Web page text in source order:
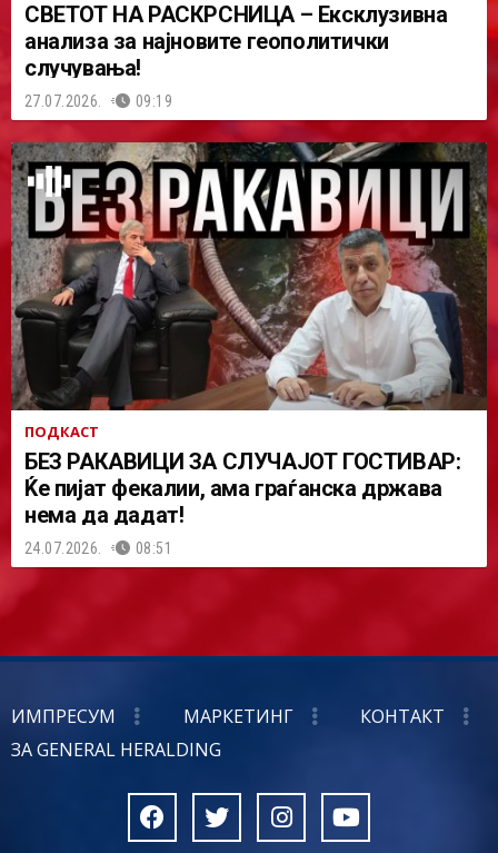
СВЕТОТ НА РАСКРСНИЦА – Ексклузивна
анализа за најновите геополитички
случувања!
27.07.2026. 09:19
ПОДКАСТ
БЕЗ РАКАВИЦИ ЗА СЛУЧАЈОТ ГОСТИВАР:
Ќе пијат фекалии, ама граѓанска држава
нема да дадат!
24.07.2026. 08:51
ИМПРЕСУМ МАРКЕТИНГ
КОНТАКТ
ЗА GENERAL HERALDING